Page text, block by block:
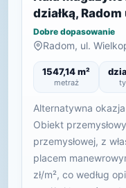
działką,
Dobre dopasowanie
Radom, ul.
1547,14 m²
metraż
Alternatywna
Obiekt
przemysłowej, z
placem
zł/m², co według